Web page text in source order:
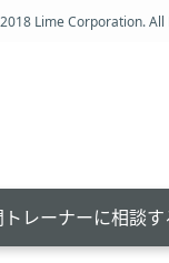
レーナーに相談す
Lime Corporation. All